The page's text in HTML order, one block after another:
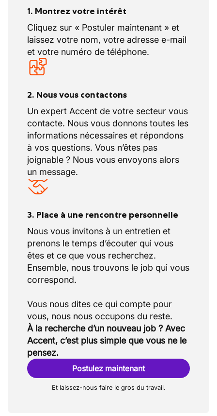
1. Montrez votre intérêt
Cliquez sur « Postuler maintenant » et
laissez votre nom, votre adresse e-mail
et votre numéro de téléphone.
2. Nous vous contactons
Un expert Accent de votre secteur vous
contacte. Nous vous donnons toutes les
informations nécessaires et répondons
à vos questions. Vous n’êtes pas
joignable ? Nous vous envoyons alors
un message.
3. Place à une rencontre personnelle
Nous vous invitons à un entretien et
prenons le temps d’écouter qui vous
êtes et ce que vous recherchez.
Ensemble, nous trouvons le job qui vous
correspond.
Vous nous dites ce qui compte pour
À la recherche d’un nouveau job ? Avec
Accent, c’est plus simple que vous ne le
pensez.
Postulez maintenant
Et laissez-nous faire le gros du travail.